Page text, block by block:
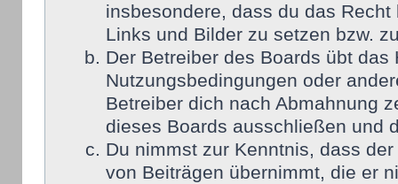
insbesondere, dass du das
Links und Bilder zu setzen bzw.
Der Betreiber des Boards übt
Nutzungsbedingungen oder
Betreiber dich nach Abmahnung
dieses Boards ausschließen und
Du nimmst zur Kenntnis, dass
von Beiträgen übernimmt, die er